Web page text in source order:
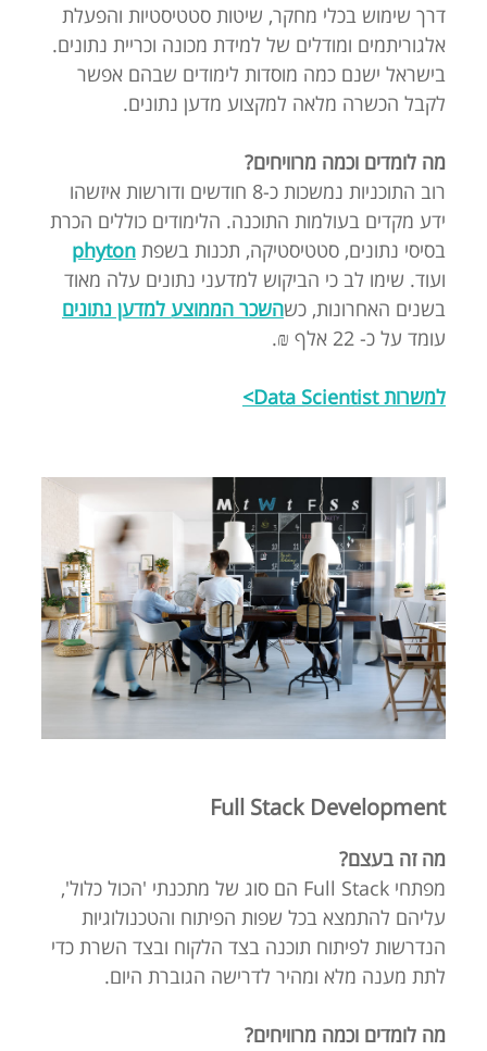
דרך שימוש בכלי מחקר, שיטות סטטיסטיות והפעלת
אלגוריתמים ומודלים של למידת מכונה וכריית נתונים.
בישראל ישנם כמה מוסדות לימודים שבהם אפשר
לקבל הכשרה מלאה למקצוע מדען נתונים.
מה לומדים וכמה מרוויחים?
רוב התוכניות נמשכות כ-8 חודשים ודורשות איזשהו
ידע מקדים בעולמות התוכנה. הלימודים כוללים הכרת
בסיסי נתונים, סטטיסטיקה, תכנות בשפת phyton
ועוד. שימו לב כי הביקוש למדעני נתונים עלה מאוד
בשנים האחרונות, כשהשכר הממוצע למדען נתונים
עומד על כ- 22 אלף ₪.
למשרות Data Scientist>
Full Stack Development
מה זה בעצם?
מפתחי Full Stack הם סוג של מתכנתי 'הכול כלול',
עליהם להתמצא בכל שפות הפיתוח והטכנולוגיות
הנדרשות לפיתוח תוכנה בצד הלקוח ובצד השרת כדי
לתת מענה מלא ומהיר לדרישה הגוברת היום.
מה לומדים וכמה מרוויחים?